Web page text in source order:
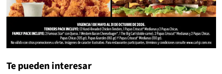
Te pueden interesar